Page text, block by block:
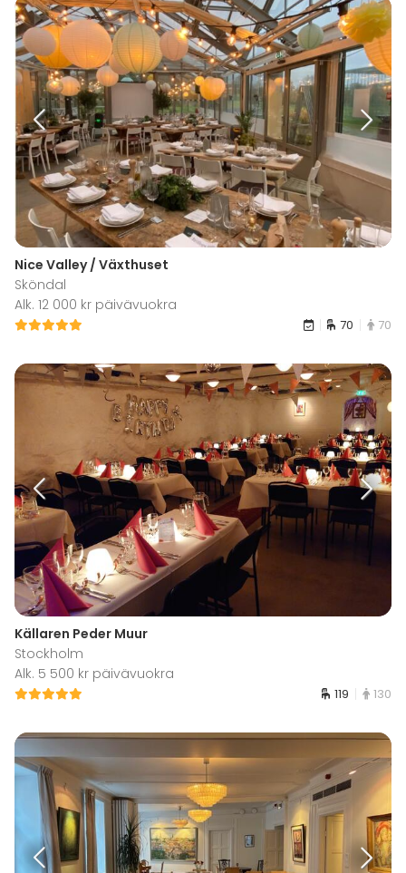
Nice Valley / Växthuset
Sköndal
Alk. 12 000 kr päivävuokra
70 70
Källaren Peder Muur
Stockholm
Alk. 5 500 kr päivävuokra
119 130